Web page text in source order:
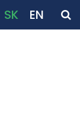
SK EN